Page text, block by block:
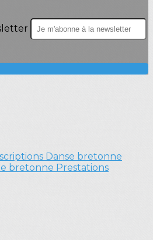
Danse bretonne
bretonne Prestations